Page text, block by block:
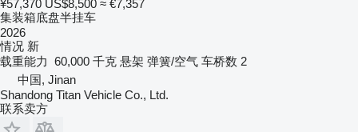
¥57,370 US$8,500 ≈ €7,357
集装箱底盘半挂车
2026
情况 新
载重能力 60,000 千克 悬架 弹簧/空气 车桥数 2
中国, Jinan
Shandong Titan Vehicle Co., Ltd.
联系卖方